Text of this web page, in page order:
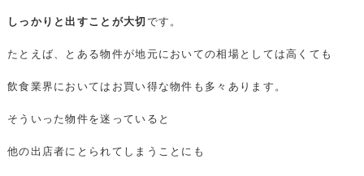
しっかりと出すことが大切 です。
たとえば、とある物件が地元においての相場としては高くても
飲食業界においてはお買い得な物件も多々あります。
そういった物件を迷っていると
他の出店者にとられてしまうことにも